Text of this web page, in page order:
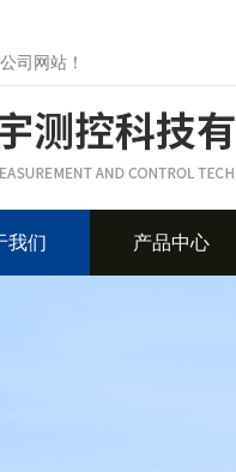
司网站！
我们 产品中心